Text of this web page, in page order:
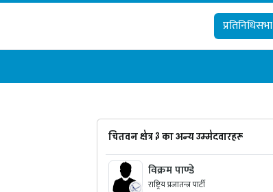
प्रतिनिधिसभा
चितवन क्षेत्र ३ का अन्य उम्मेदवारहरू
विक्रम पाण्डे
राष्ट्रिय प्रजातन्त्र पार्टी